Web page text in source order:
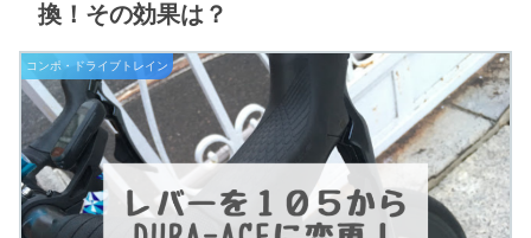
換！その効果は？
コンポ・ドライブトレイン